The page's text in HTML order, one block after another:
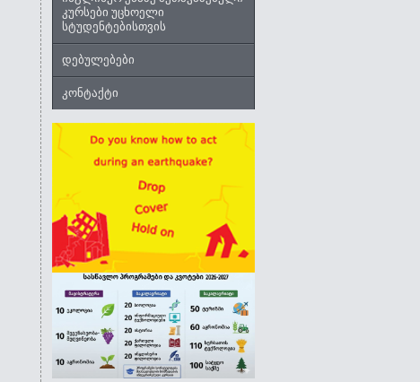
კურსები უცხოელი
სტუდენტებისთვის
დებულებები
კონტაქტი